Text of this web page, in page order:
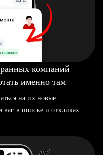
компаний
именно там
на их новые
в поиске и откликах